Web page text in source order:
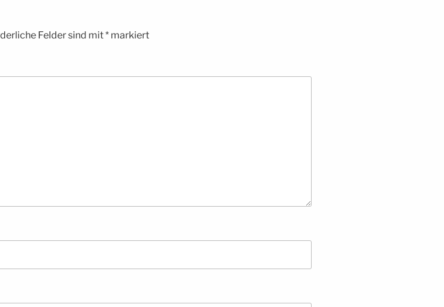
Felder sind mit* markiert